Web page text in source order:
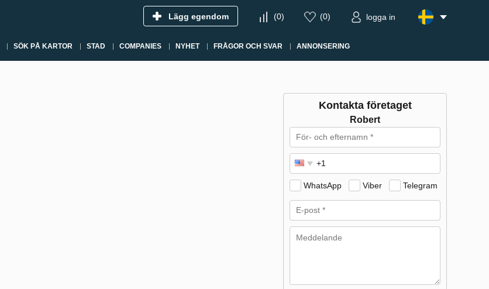
Lägg egendom (0) (0) logga in
SÖK PÅ KARTOR STAD COMPANIES NYHET FRÅGOR OCH SVAR ANNONSERING
Kontakta företaget
Robert
WhatsApp Viber Telegram